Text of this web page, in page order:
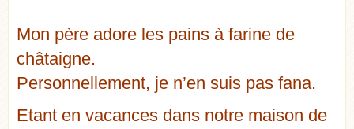
Mon père adore les pains à farine de
châtaigne.
Personnellement, je n’en suis pas fana.
Etant en vacances dans notre maison de